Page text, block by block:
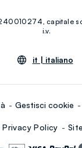
capitale
i.v.
it | italiano
Gestisci cookie
Privacy Policy